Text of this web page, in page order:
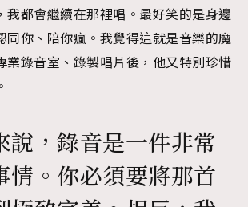
我都會繼續在那裡唱。最好笑的是身邊
同你、陪你瘋。我覺得這就是音樂的魔
業錄音室、錄製唱片後，他又特別珍惜
說，錄音是一件非常
情。你必須要將那首